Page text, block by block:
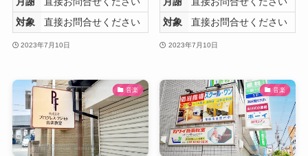
対象
直接お問合せください
2023年7月10日
対象
直接お問合せください
2023年7月10日
音楽 音楽